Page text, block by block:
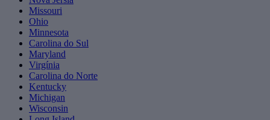
Missouri
Ohio
Minnesota
Carolina do Sul
Maryland
Virgínia
Carolina do Norte
Kentucky
Michigan
Wisconsin